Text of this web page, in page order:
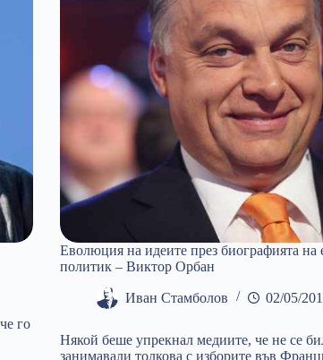
го
Еволюция на идеите през биографията на
политик – Виктор Орбан
Иван Стамболов 02/05/
Някой беше упрекнал медиите, че не се
занимавали толкова с изборите във